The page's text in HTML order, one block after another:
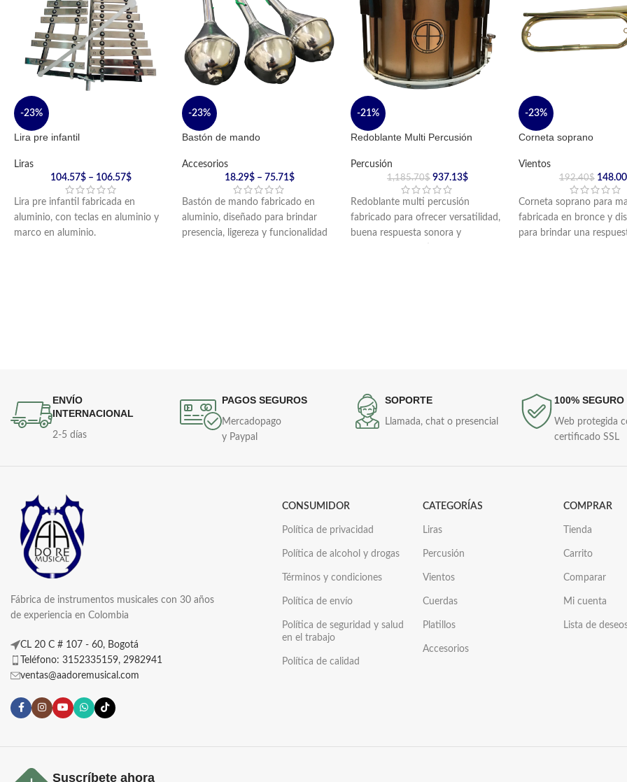
-23%
Lira pre infantil
Liras
104.57$ – 106.57$
Lira pre infantil fabricada en
aluminio, con teclas en aluminio y
marco en aluminio.
-23%
Bastón de mando
Accesorios
18.29$ – 75.71$
Bastón de mando fabricado en
aluminio, diseñado para brindar
presencia, ligereza y funcionalidad
-21%
Redoblante Multi Percusión
Percusión
1,185.70$ 937.13$
Redoblante multi percusión
fabricado para ofrecer versatilidad,
buena respuesta sonora y
-23%
Corneta soprano
Vientos
192.40$ 148.00
Corneta soprano para
fabricada en bronce y
para brindar una
ENVÍO
INTERNACIONAL
2-5 días
PAGOS SEGUROS
Mercadopago
y Paypal
SOPORTE
Llamada, chat o presencial
100% SEGURO
Web protegida
certificado SSL
Fábrica de instrumentos musicales con 30 años
de experiencia en Colombia
CL 20 C # 107 - 60, Bogotá
Teléfono: 3152335159, 2982941
ventas@aadoremusical.com
CONSUMIDOR
Política de privacidad
Política de alcohol y drogas
Términos y condiciones
Política de envío
Política de seguridad y salud
en el trabajo
Política de calidad
CATEGORÍAS
Liras
Percusión
Vientos
Cuerdas
Platillos
Accesorios
COMPRAR
Tienda
Carrito
Comparar
Mi cuenta
Lista de
Suscríbete ahora